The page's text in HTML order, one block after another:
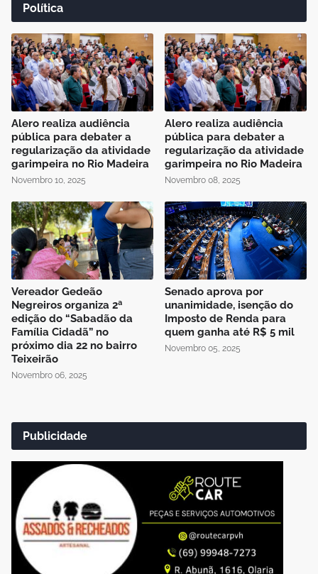
Política
Alero realiza audiência
pública para debater a
regularização da atividade
garimpeira no Rio Madeira
Novembro 10, 2025
Alero realiza audiência
pública para debater a
regularização da atividade
garimpeira no Rio Madeira
Novembro 08, 2025
Vereador Gedeão
Negreiros organiza 2ª
edição do “Sabadão da
Família Cidadã” no
próximo dia 22 no bairro
Teixeirão
Novembro 06, 2025
Senado aprova por
unanimidade, isenção do
Imposto de Renda para
quem ganha até R$ 5 mil
Novembro 05, 2025
Publicidade